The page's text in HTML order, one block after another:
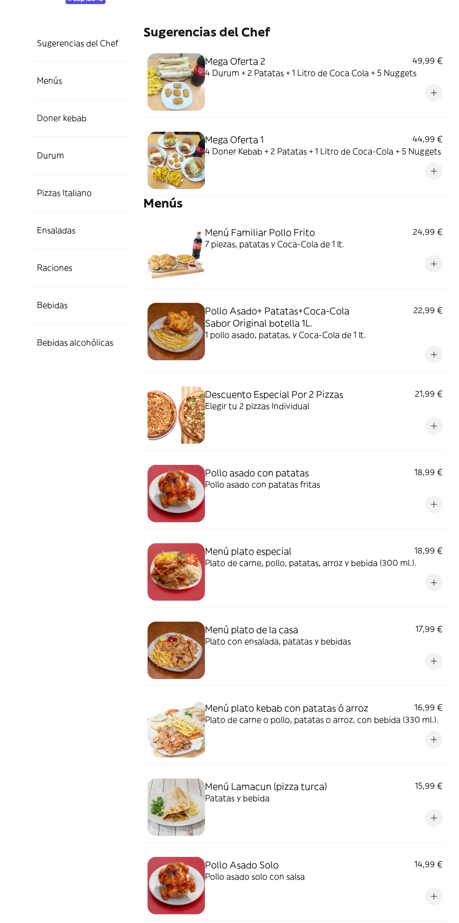
Sugerencias del Chef
Menús
Doner kebab
Durum
Pizzas Italiano
Ensaladas
Raciones
Bebidas
Bebidas alcohólicas
Sugerencias del Chef
Mega Oferta 2
49,99 €
4 Durum + 2 Patatas + 1 Litro de Coca Cola + 5 Nuggets
Mega Oferta 1
44,99 €
4 Doner Kebab + 2 Patatas + 1 Litro de Coca-Cola + 5 Nuggets
Menús
Menú Familiar Pollo Frito
24,99 €
7 piezas, patatas y Coca-Cola de 1 lt.
Pollo Asado+ Patatas+Coca-Cola
Sabor Original botella 1L.
22,99 €
1 pollo asado, patatas, y Coca-Cola de 1 lt.
Descuento Especial Por 2 Pizzas
21,99 €
Elegir tu 2 pizzas Individual
Pollo asado con patatas
18,99 €
Pollo asado con patatas fritas
Menú plato especial
18,99 €
Plato de carne, pollo, patatas, arroz y bebida (300 ml.).
Menú plato de la casa
17,99 €
Plato con ensalada, patatas y bebidas
Menú plato kebab con patatas ó arroz
16,99 €
Plato de carne o pollo, patatas o arroz, con bebida (330 ml.).
Menú Lamacun (pizza turca)
15,99 €
Patatas y bebida
Pollo Asado Solo
14,99 €
Pollo asado solo con salsa